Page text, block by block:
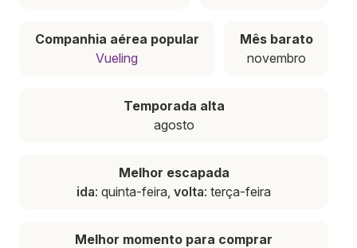
Companhia aérea popular
Vueling
Mês barato
novembro
Temporada alta
agosto
Melhor escapada
ida: quinta-feira, volta: terça-feira
Melhor momento para comprar